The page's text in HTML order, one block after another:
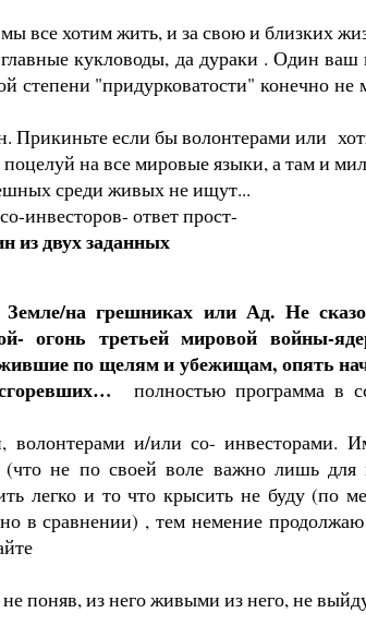
все хотим жить, и за свою и близких
кукловоды, да дураки . Один
"придурковатости" конечно
Прикиньте если бы волонтерами или
на все мировые языки, а там и
среди живых не ищут...
инвесторов- ответ прост-
из двух заданных
на грешниках или Ад. Не
огонь третьей мировой войны-
по щелям и убежищам, опять
полностью программа в
волонтерами и/или со- инвесторами.
не по своей воле важно лишь для
легко и то что крысить не буду (по
в сравнении) , тем немение
поняв, из него живыми из него, не